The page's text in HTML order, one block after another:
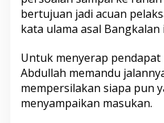
i
H
a
i
bertujuan jadi acuan
kata ulama asal Bangkalan
Untuk menyerap
Abdullah memandu
mempersilakan siapa pun
menyampaikan masukan.